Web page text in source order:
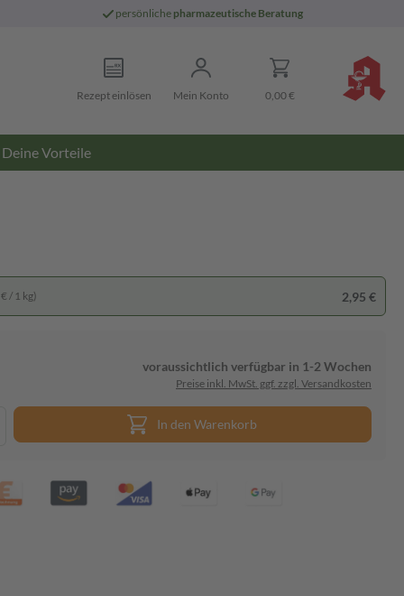
persönliche pharmazeutische Beratung
Rezept einlösen Mein Konto 0,00 €
Deine Vorteile
/ 1 kg) 2,95 €
voraussichtlich verfügbar in 1-2 Wochen
Preise inkl. MwSt. ggf. zzgl. Versandkosten
In den Warenkorb